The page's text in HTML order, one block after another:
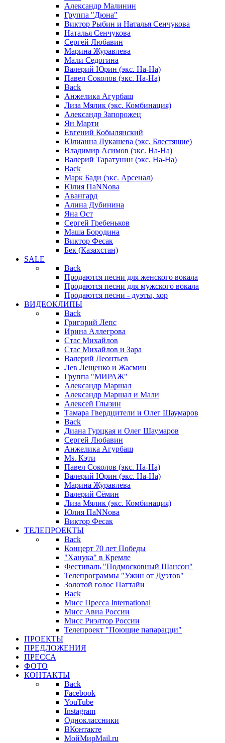
Александр Малинин
Группа "Дюна"
Виктор Рыбин и Наталья Сенчукова
Наталья Сенчукова
Сергей Любавин
Марина Журавлева
Мали Седогина
Валерий Юрин (экс. На-На)
Павел Соколов (экс. На-На)
Back
Анжелика Агурбаш
Лиза Мялик (экс. Комбинация)
Александр Запорожец
Ян Марти
Евгений Кобылянский
Юлианна Лукашева (экс. Блестящие)
Владимир Асимов (экс. На-На)
Валерий Таратунин (экс. На-На)
Back
Марк Бади (экс. Арсенал)
Юлия ПаNNова
Авангард
Алина Дубинина
Яна Ост
Сергей Гребеньков
Маша Бородина
Виктор Фесак
Бек (Казахстан)
SALE
Back
Продаются песни для женского вокала
Продаются песни для мужского вокала
Продаются песни - дуэты, хор
ВИДЕОКЛИПЫ
Back
Григорий Лепс
Ирина Аллегрова
Стас Михайлов
Стас Михайлов и Зара
Валерий Леонтьев
Лев Лещенко и Жасмин
Группа "МИРАЖ"
Александр Маршал
Александр Маршал и Мали
Алексей Глызин
Тамара Гвердцители и Олег Шаумаров
Back
Диана Гурцкая и Олег Шаумаров
Сергей Любавин
Анжелика Агурбаш
Ms. Кэти
Павел Соколов (экс. На-На)
Валерий Юрин (экс. На-На)
Марина Журавлева
Валерий Сёмин
Лиза Мялик (экс. Комбинация)
Юлия ПаNNова
Виктор Фесак
ТЕЛЕПРОЕКТЫ
Back
Концерт 70 лет Победы
"Ханука" в Кремле
Фестиваль "Подмосковный Шансон"
Телепрограммы "Ужин от Дуэтов"
Золотой голос Паттайи
Back
Мисс Пресса International
Мисс Авиа России
Мисс Риэлтор России
Телепроект "Поющие папарацци"
ПРОЕКТЫ
ПРЕДЛОЖЕНИЯ
ПРЕССА
ФОТО
КОНТАКТЫ
Back
Facebook
YouTube
Instagram
Одноклассники
ВКонтакте
МойМирMail.ru